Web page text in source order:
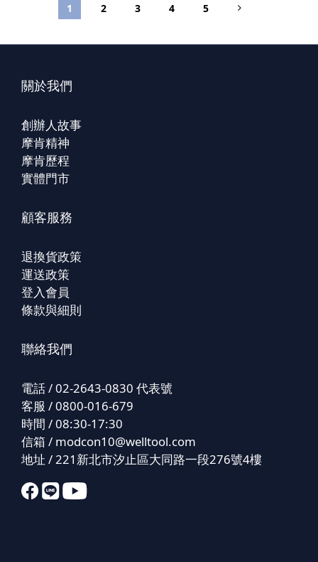
1 2 3 4 5
關於我們
創辦人故事
摩肯精神
摩肯歷程
實體門市
顧客服務
退換貨政策
運送政策
登入會員
條款與細則
聯絡我們
電話 / 02-2643-0830 代表號
客服 / 0800-016-679
時間 / 08:30-17:30
信箱 / modcon10@welltool.com
地址 / 221新北市汐止區大同路一段276號4樓